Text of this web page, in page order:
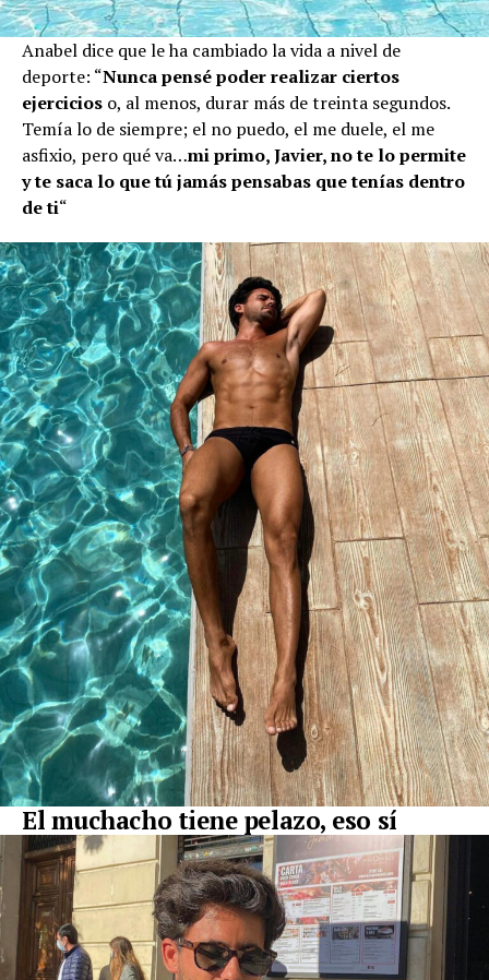
Anabel dice que le ha cambiado la vida a nivel de
deporte: “Nunca pensé poder realizar ciertos
ejercicios o, al menos, durar más de treinta segundos.
Temía lo de siempre; el no puedo, el me duele, el me
asfixio, pero qué va…mi primo, Javier, no te lo permite
y te saca lo que tú jamás pensabas que tenías dentro
de ti“
El muchacho tiene pelazo, eso sí